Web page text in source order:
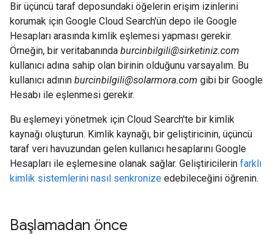
Bir üçüncü taraf deposundaki öğelerin erişim izinlerini
korumak için Google Cloud Search'ün depo ile Google
Hesapları arasında kimlik eşlemesi yapması gerekir.
Örneğin, bir veritabanında burcinbilgili@sirketiniz.com
kullanıcı adına sahip olan birinin olduğunu varsayalım. Bu
kullanıcı adının burcinbilgili@solarmora.com gibi bir Google
Hesabı ile eşlenmesi gerekir.
Bu eşlemeyi yönetmek için Cloud Search'te bir kimlik
kaynağı oluşturun. Kimlik kaynağı, bir geliştiricinin, üçüncü
taraf veri havuzundan gelen kullanıcı hesaplarını Google
Hesapları ile eşlemesine olanak sağlar. Geliştiricilerin farklı
kimlik sistemlerini nasıl senkronize edebileceğini öğrenin.
Başlamadan önce